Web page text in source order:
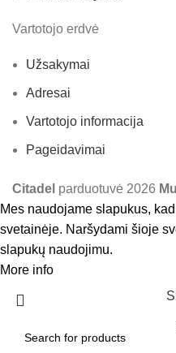
Vartotojo erdvė
Užsakymai
Adresai
Vartotojo informacija
Pageidavimai
Citadel parduotuvė 2026
Mes naudojame slapukus,
svetainėje. Naršydami šioje
slapukų naudojimu.
More info